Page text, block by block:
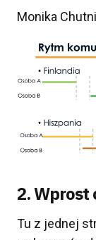
Monika
2. Wprost
Tu z jednej